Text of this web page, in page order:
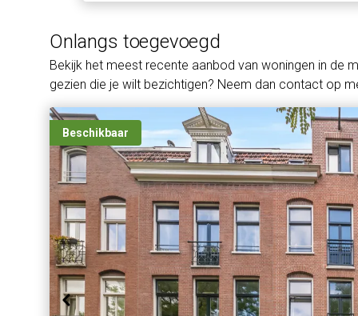
Onlangs toegevoegd
Bekijk het meest recente aanbod van woningen in de
gezien die je wilt bezichtigen? Neem dan contact op
Beschikbaar